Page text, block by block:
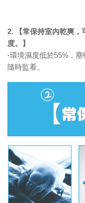
2. 【常保持室內乾爽，
度。】
-環境濕度低於55%，
隨時監看。